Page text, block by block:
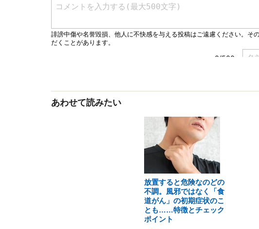
あわせて読みたい
放置すると危険なのどの
不調。風邪ではなく「食
道がん」の初期症状のこ
とも……特徴とチェック
ポイント